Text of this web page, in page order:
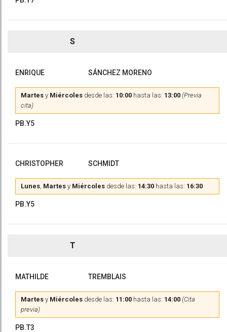
S
ENRIQUE SÁNCHEZ MORENO
Martes y Miércoles desde las: 10:00 hasta las: 13:00 (Previa
cita)
PB.Y5
CHRISTOPHER SCHMIDT
Lunes, Martes y Miércoles desde las: 14:30 hasta las: 16:30
PB.Y5
T
MATHILDE TREMBLAIS
Martes y Miércoles desde las: 11:00 hasta las: 14:00 (Cita
previa)
PB.T3